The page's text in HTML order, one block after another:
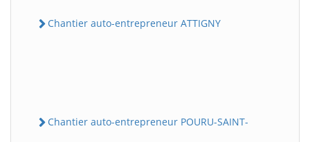
Chantier auto-entrepreneur ATTIGNY
Chantier auto-entrepreneur POURU-SAINT-